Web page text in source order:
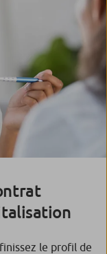
le profil de